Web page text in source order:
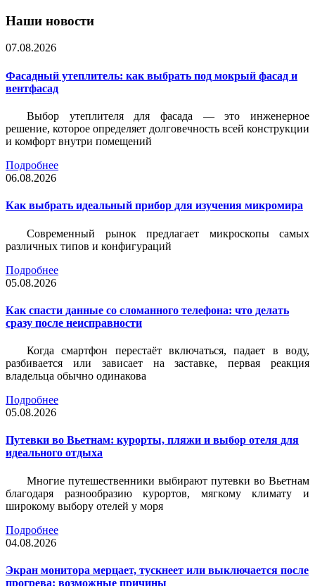
Наши новости
07.08.2026
Фасадный утеплитель: как выбрать под мокрый фасад и
вентфасад
Выбор утеплителя для фасада — это инженерное
решение, которое определяет долговечность всей конструкции
и комфорт внутри помещений
Подробнее
06.08.2026
Как выбрать идеальный прибор для изучения микромира
Современный рынок предлагает микроскопы самых
различных типов и конфигураций
Подробнее
05.08.2026
Как спасти данные со сломанного телефона: что делать
сразу после неисправности
Когда смартфон перестаёт включаться, падает в воду,
разбивается или зависает на заставке, первая реакция
владельца обычно одинакова
Подробнее
05.08.2026
Путевки во Вьетнам: курорты, пляжи и выбор отеля для
идеального отдыха
Многие путешественники выбирают путевки во Вьетнам
благодаря разнообразию курортов, мягкому климату и
широкому выбору отелей у моря
Подробнее
04.08.2026
Экран монитора мерцает, тускнеет или выключается после
прогрева: возможные причины